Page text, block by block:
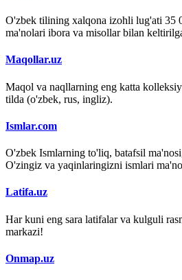
O'zbek tilining xalqona izohli lug'ati 35
ma'nolari ibora va misollar bilan
Maqollar.uz
Maqol va naqllarning eng katta
tilda (o'zbek, rus, ingliz).
Ismlar.com
O'zbek Ismlarning to'liq, batafsil
O'zingiz va yaqinlaringizni ismlari
Latifa.uz
Har kuni eng sara latifalar va kulguli
markazi!
Onmap.uz